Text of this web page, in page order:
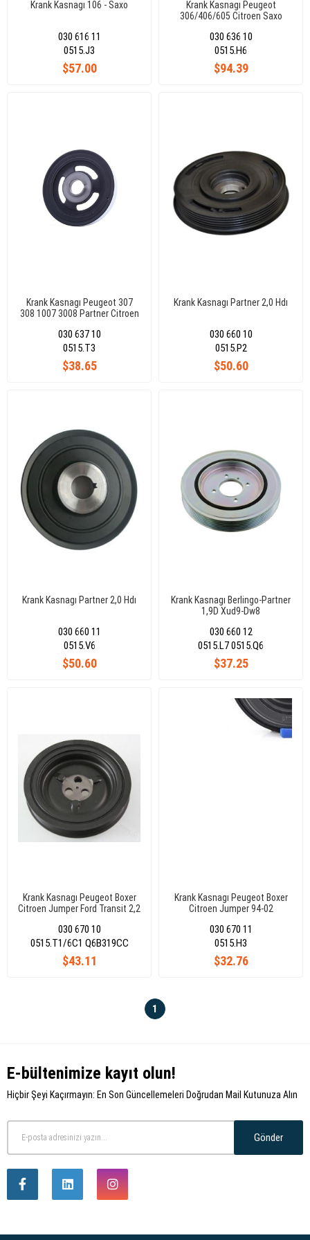
Krank Kasnagı 106 - Saxo
030 616 11
$57.00
0515.J3
Krank Kasnagı Peugeot
306/406/605 Citroen Saxo
030 636 10
$94.39
0515.H6
Krank Kasnagı Peugeot 307
308 1007 3008 Partner Citroen
030 637 10
$38.65
0515.T3
Krank Kasnagı Partner 2,0 Hdı
030 660 10
$50.60
0515.P2
Krank Kasnagı Partner 2,0 Hdı
030 660 11
$50.60
0515.V6
Krank Kasnagı Berlingo-Partner
1,9D Xud9-Dw8
030 660 12
$37.25
0515.L7 0515.Q6
Krank Kasnagı Peugeot Boxer
Citroen Jumper Ford Transit 2,2
030 670 10
$43.11
0515.T1/6C1 Q6B319CC
Krank Kasnagı Peugeot Boxer
Citroen Jumper 94-02
030 670 11
$32.76
0515.H3
1
E-bültenimize kayıt olun!
Hiçbir Şeyi Kaçırmayın: En Son Güncellemeleri Doğrudan Mail Kutunuza Alın
Gönder